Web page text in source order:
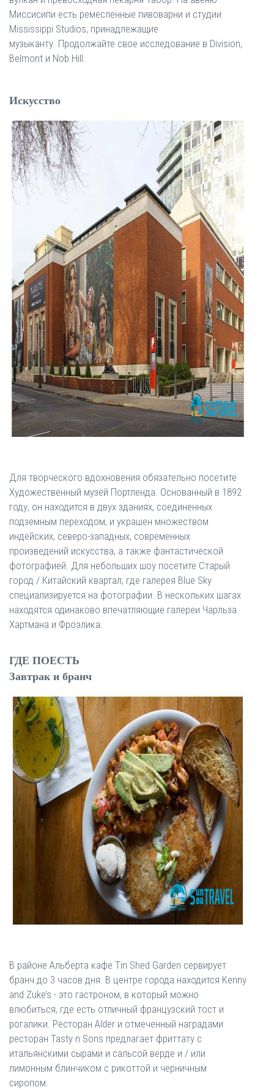
Миссисипи есть ремесленные пивоварни и студии
Mississippi Studios, принадлежащие
музыканту. Продолжайте свое исследование в Division,
Belmont и Nob Hill.
Искусство
Для творческого вдохновения обязательно посетите
Художественный музей Портленда. Основанный в 1892
году, он находится в двух зданиях, соединенных
подземным переходом, и украшен множеством
индейских, северо-западных, современных
произведений искусства, а также фантастической
фотографией. Для небольших шоу посетите Старый
город / Китайский квартал, где галерея Blue Sky
специализируется на фотографии. В нескольких шагах
находятся одинаково впечатляющие галереи Чарльза
Хартмана и Фроэлика.
ГДЕ ПОЕСТЬ
Завтрак и бранч
В районе Альберта кафе Tin Shed Garden сервирует
бранч до 3 часов дня. В центре города находится Kenny
and Zuke’s - это гастроном, в который можно
влюбиться, где есть отличный французский тост и
рогалики. Ресторан Alder и отмеченный наградами
ресторан Tasty n Sons предлагает фриттату с
итальянскими сырами и сальсой верде и / или
лимонным блинчиком с рикоттой и черничным
сиропом.